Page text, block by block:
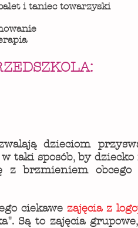
i taniec towarzyski
dzieciom
taki sposób, by dziecko
z brzmieniem
ciekawe zajęcia z
Są to zajęcia